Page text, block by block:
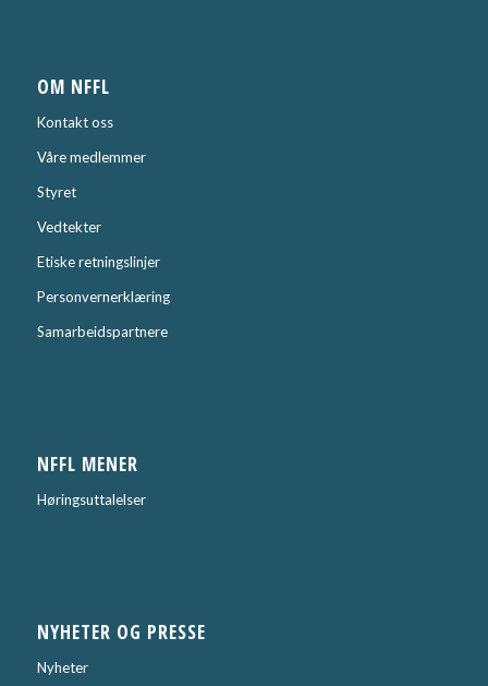
OM NFFL
Kontakt oss
Våre medlemmer
Styret
Vedtekter
Etiske retningslinjer
Personvernerklæring
Samarbeidspartnere
NFFL MENER
Høringsuttalelser
NYHETER OG PRESSE
Nyheter